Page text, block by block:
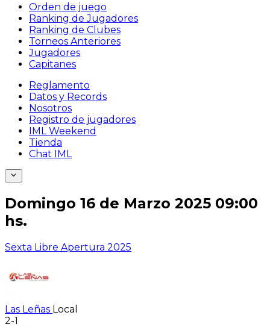
Orden de juego
Ranking de Jugadores
Ranking de Clubes
Torneos Anteriores
Jugadores
Capitanes
Reglamento
Datos y Records
Nosotros
Registro de jugadores
IML Weekend
Tienda
Chat IML
Domingo 16 de Marzo 2025 09:00
hs.
Sexta Libre Apertura 2025
Las Leñas Local
2-1